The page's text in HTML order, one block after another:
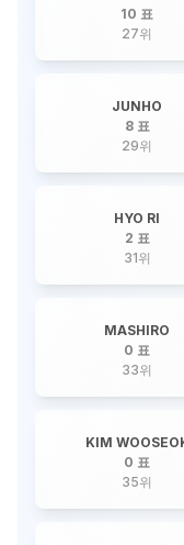
10 표
27위
JUNHO
8 표
29위
HYO RI
2 표
31위
MASHIRO
0 표
33위
KIM
0 표
35위